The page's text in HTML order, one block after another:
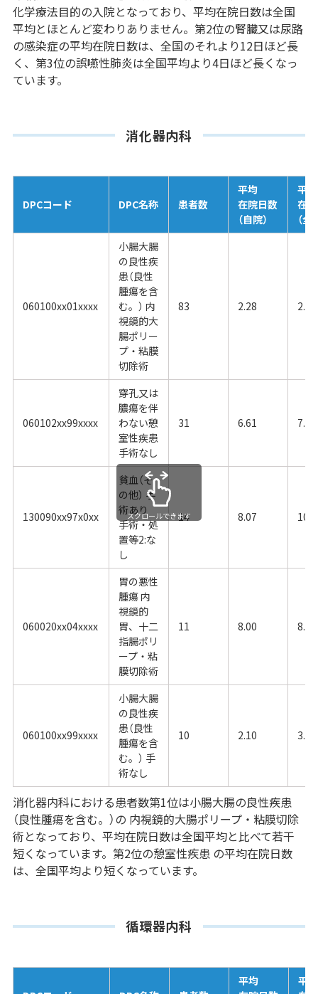
化学療法目的の入院となっており、平均在院日数は全国
平均とほとんど変わりありません。第2位の腎臓又は尿路
の感染症の平均在院日数は、全国のそれより12日ほど長
く、第3位の誤嚥性肺炎は全国平均より4日ほど長くなっ
ています。
消化器内科
DPCコード DPC名称 患者数
平均
在院日数
（自院）
平均
在
（全
060100xx01xxxx
小腸大腸
の良性疾
患（良性
腫瘍を含
む。） 内
視鏡的大
腸ポリー
プ・粘膜
切除術
83 2.28 2.66
060102xx99xxxx
穿孔又は
膿瘍を伴
わない憩
室性疾患
手術なし
31 6.61 7.74
130090xx97x0xx
貧血（そ
の他） 手
術あり
手術・処
置等2:な
し
14 8.07
060020xx04xxxx
胃の悪性
腫瘍 内
視鏡的
胃、十二
指腸ポリ
ープ・粘
膜切除術
11 8.00 8.11
060100xx99xxxx
小腸大腸
の良性疾
患（良性
腫瘍を含
む。） 手
術なし
10 2.10 3.00
スクロールできます
消化器内科における患者数第1位は小腸大腸の良性疾患
（良性腫瘍を含む。）の 内視鏡的大腸ポリープ・粘膜切除
術となっており、平均在院日数は全国平均と比べて若干
短くなっています。第2位の憩室性疾患 の平均在院日数
は、全国平均より短くなっています。
循環器内科
平均
平均